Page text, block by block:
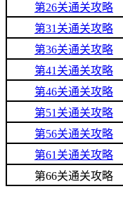
第26关通关攻略
第31关通关攻略
第36关通关攻略
第41关通关攻略
第46关通关攻略
第51关通关攻略
第56关通关攻略
第61关通关攻略
第66关通关攻略